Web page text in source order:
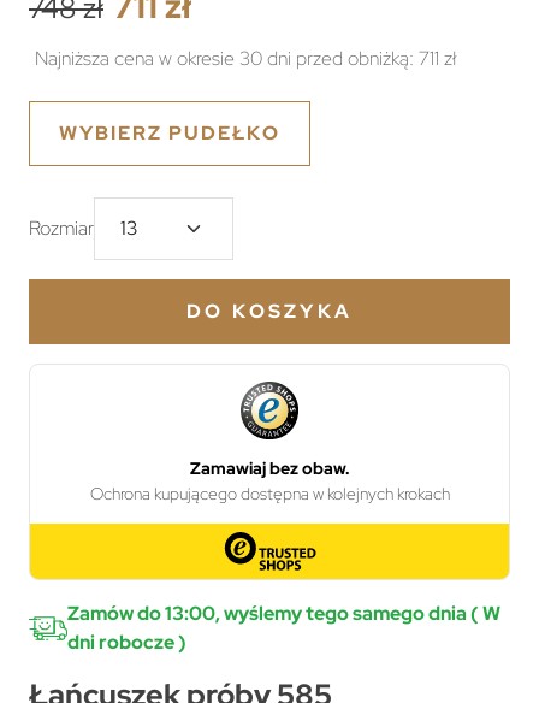
748 zł
Najniższa cena w okresie 30 dni przed obniżką: 711 zł
WYBIERZ PUDEŁKO
Rozmiar
DO KOSZYKA
Zamów do 13:00, wyślemy tego samego dnia ( W
dni robocze )
Łańcuszek próby 585